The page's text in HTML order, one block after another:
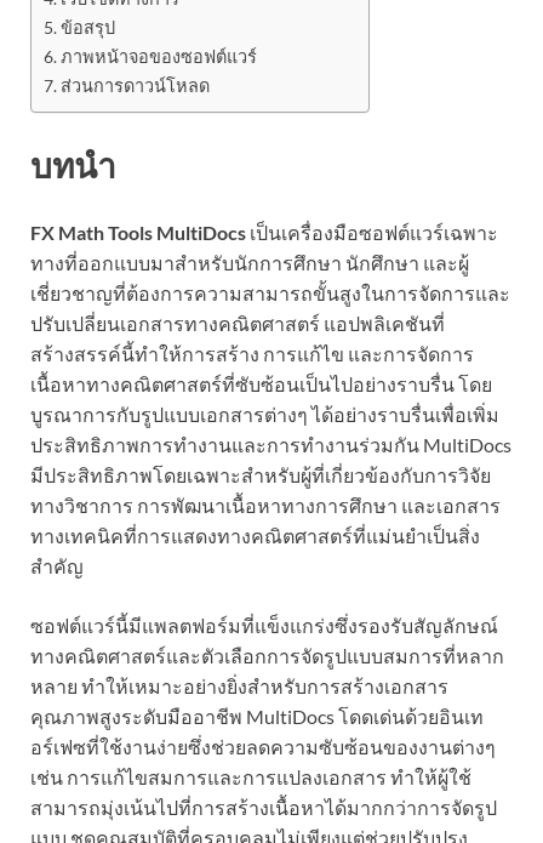
ข้อสรุป
ภาพหน้าจอของซอฟต์แวร์
ส่วนการดาวน์โหลด
บทนำ
FX Math Tools MultiDocs เป็นเครื่องมือซอฟต์แวร์เฉพาะ
ทางที่ออกแบบมาสำหรับนักการศึกษา นักศึกษา และผู้
เชี่ยวชาญที่ต้องการความสามารถขั้นสูงในการจัดการและ
ปรับเปลี่ยนเอกสารทางคณิตศาสตร์ แอปพลิเคชันที่
สร้างสรรค์นี้ทำให้การสร้าง การแก้ไข และการจัดการ
เนื้อหาทางคณิตศาสตร์ที่ซับซ้อนเป็นไปอย่างราบรื่น โดย
บูรณาการกับรูปแบบเอกสารต่างๆ ได้อย่างราบรื่นเพื่อเพิ่ม
ประสิทธิภาพการทำงานและการทำงานร่วมกัน MultiDocs
มีประสิทธิภาพโดยเฉพาะสำหรับผู้ที่เกี่ยวข้องกับการวิจัย
ทางวิชาการ การพัฒนาเนื้อหาทางการศึกษา และเอกสาร
ทางเทคนิคที่การแสดงทางคณิตศาสตร์ที่แม่นยำเป็นสิ่ง
สำคัญ
ซอฟต์แวร์นี้มีแพลตฟอร์มที่แข็งแกร่งซึ่งรองรับสัญลักษณ์
ทางคณิตศาสตร์และตัวเลือกการจัดรูปแบบสมการที่หลาก
หลาย ทำให้เหมาะอย่างยิ่งสำหรับการสร้างเอกสาร
คุณภาพสูงระดับมืออาชีพ MultiDocs โดดเด่นด้วยอินเท
อร์เฟซที่ใช้งานง่ายซึ่งช่วยลดความซับซ้อนของงานต่างๆ
เช่น การแก้ไขสมการและการแปลงเอกสาร ทำให้ผู้ใช้
สามารถมุ่งเน้นไปที่การสร้างเนื้อหาได้มากกว่าการจัดรูป
แบบ ชุดคุณสมบัติที่ครอบคลุมไม่เพียงแต่ช่วยปรับปรุง